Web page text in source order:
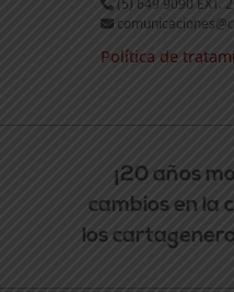
(5) 649 9090 EXT.
Política de
¡20 años
cambios en la
los